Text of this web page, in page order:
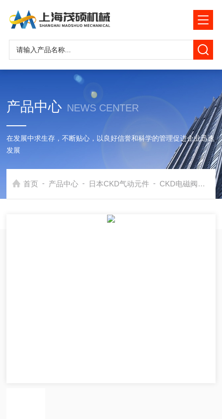
产品中心 NEWS CENTER
在发展中求生存，不断贴心，以良好信誉和科学的管理促进企业迅速
发展
首页 - 产品中心 - 日本CKD气动元件 - CKD电磁阀 低